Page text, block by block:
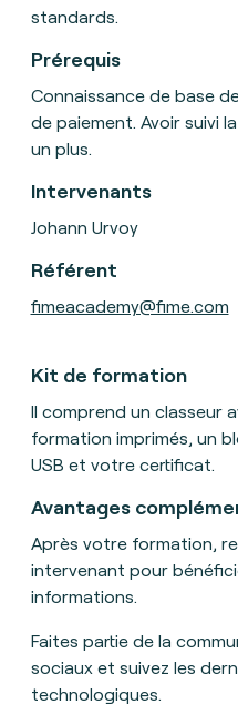
standards.
Prérequis
Connaissance de base
de paiement. Avoir suivi
un plus.
Intervenants
Johann Urvoy
Référent
fimeacademy@fime.com
Kit de formation
Il comprend un classeur
formation imprimés, un
USB et votre certificat.
Avantages
Après votre formation,
intervenant pour
informations.
Faites partie de la
sociaux et suivez les
technologiques.